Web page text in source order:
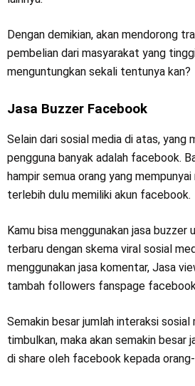
Dengan demikian, akan mendorong
pembelian dari masyarakat yang
menguntungkan sekali tentunya kan?
Jasa Buzzer Facebook
Selain dari sosial media di atas, yang
pengguna banyak adalah facebook.
hampir semua orang yang
terlebih dulu memiliki akun facebook.
Kamu bisa menggunakan jasa buzzer
terbaru dengan skema viral sosial
menggunakan jasa komentar, Jasa
tambah followers fanspage facebook
Semakin besar jumlah interaksi sosial
timbulkan, maka akan semakin besar
di share oleh facebook kepada